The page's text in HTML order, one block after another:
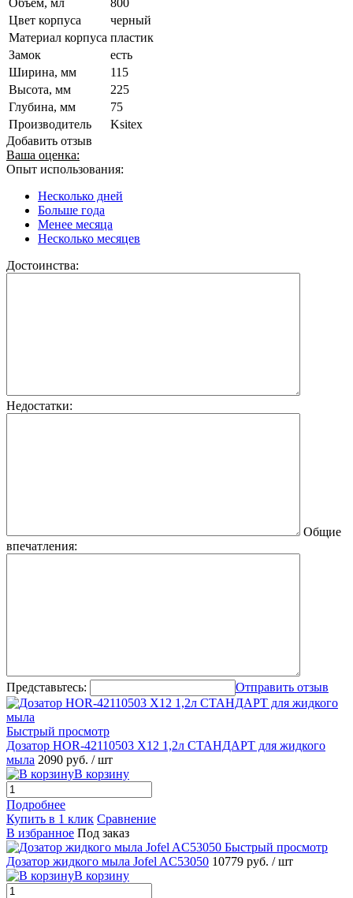
Цвет корпуса
черный
Материал корпуса пластик
Замок
есть
Ширина, мм
115
Высота, мм
225
Глубина, мм
75
Производитель
Ksitex
Добавить отзыв
Ваша оценка:
Опыт использования:
Несколько дней
Больше года
Менее месяца
Несколько месяцев
Достоинства:
Недостатки:
Общие
впечатления:
Представьтесь: Отправить отзыв
Быстрый просмотр
Дозатор HOR-42110503 X12 1,2л СТАНДАРТ для жидкого
мыла 2090 руб. / шт
В корзину
Подробнее
Купить в 1 клик Сравнение
В избранное Под заказ
Быстрый просмотр
Дозатор жидкого мыла Jofel AC53050 10779 руб. / шт
В корзину